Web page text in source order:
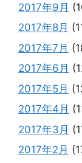
2017年9月
2017年8月
2017年7月
2017年6月
2017年5月
2017年4月
2017年3月
2017年2月